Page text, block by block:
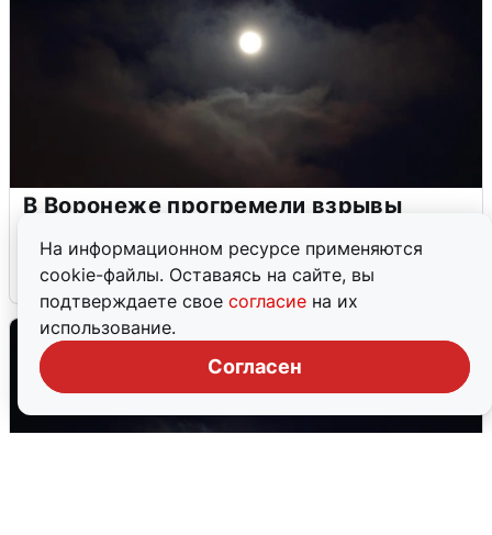
На информационном ресурсе применяются
cookie-файлы. Оставаясь на сайте, вы
подтверждаете свое согласие на их
использование.
Согласен
В Воронеже прогремели взрывы
5 августа 0